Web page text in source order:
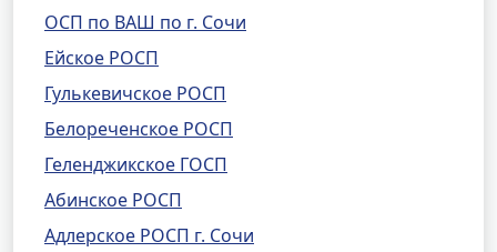
ОСП по ВАШ по г. Сочи
Ейское РОСП
Гулькевичское РОСП
Белореченское РОСП
Геленджикское ГОСП
Абинское РОСП
Адлерское РОСП г. Сочи